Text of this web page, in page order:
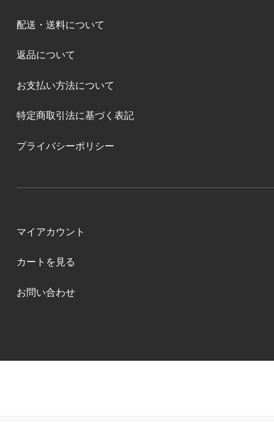
配送・送料について
返品について
お支払い方法について
特定商取引法に基づく表記
プライバシーポリシー
マイアカウント
カートを見る
お問い合わせ